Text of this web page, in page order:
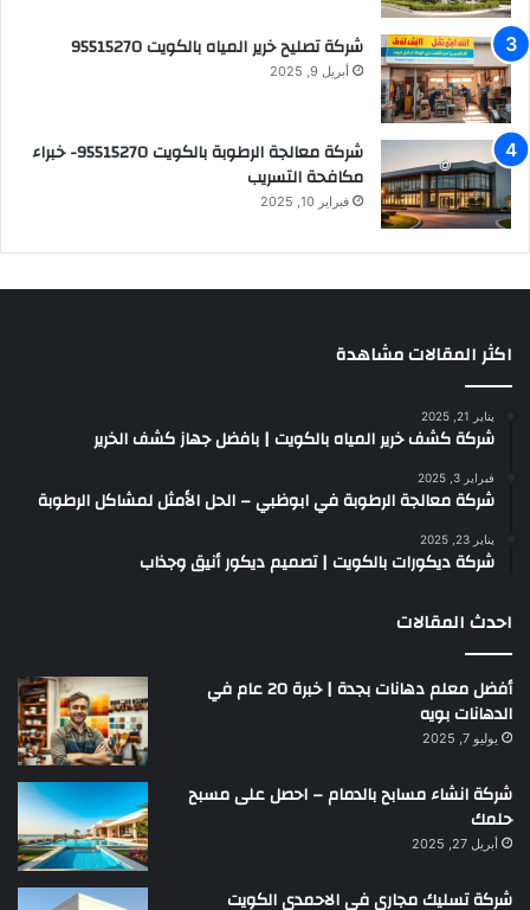
شركة تصليح خرير المياه بالكويت 95515270
أبريل 9, 2025
شركة معالجة الرطوبة بالكويت 95515270- خبراء
مكافحة التسريب
فبراير 10, 2025
اكثر المقالات مشاهدة
يناير 21, 2025
شركة كشف خرير المياه بالكويت | بافضل جهاز كشف الخرير
فبراير 3, 2025
شركة معالجة الرطوبة في ابوظبي – الحل الأمثل لمشاكل الرطوبة
يناير 23, 2025
شركة ديكورات بالكويت | تصميم ديكور أنيق وجذاب
احدث المقالات
أفضل معلم دهانات بجدة | خبرة 20 عام في
الدهانات بويه
يوليو 7, 2025
شركة انشاء مسابح بالدمام – احصل على مسبح
حلمك
أبريل 27, 2025
شركة تسليك مجاري في الاحمدي الكويت